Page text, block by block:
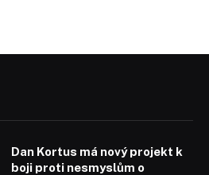
Dan Kortus má nový projekt k
boji proti nesmyslům o